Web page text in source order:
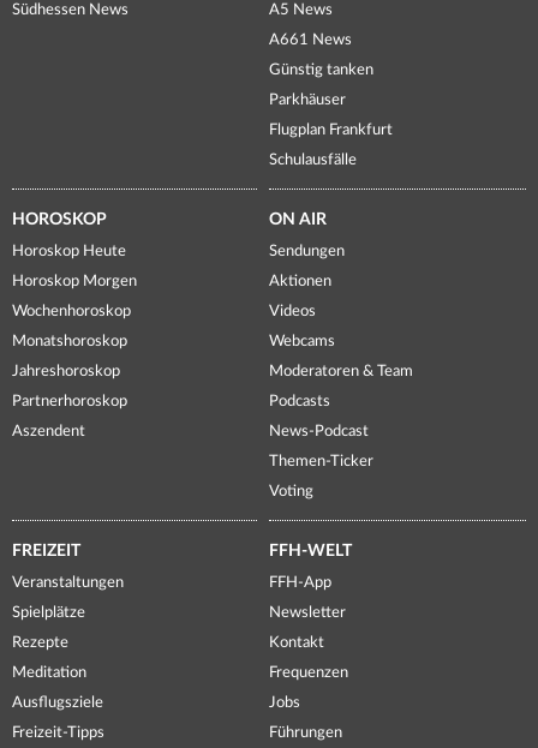
Südhessen News
A5 News
A661 News
Günstig tanken
Parkhäuser
Flugplan Frankfurt
Schulausfälle
HOROSKOP
Horoskop Heute
Horoskop Morgen
Wochenhoroskop
Monatshoroskop
Jahreshoroskop
Partnerhoroskop
Aszendent
ON AIR
Sendungen
Aktionen
Videos
Webcams
Moderatoren & Team
Podcasts
News-Podcast
Themen-Ticker
Voting
FREIZEIT
Veranstaltungen
Spielplätze
Rezepte
Meditation
Ausflugsziele
Freizeit-Tipps
FFH-WELT
FFH-App
Newsletter
Kontakt
Frequenzen
Jobs
Führungen